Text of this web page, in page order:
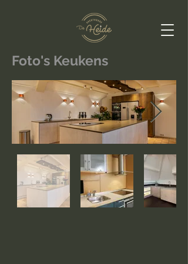
Foto's Keukens